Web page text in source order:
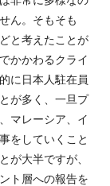
ん。そもそも
と考えたことが
かかわるクライ
に日本人駐在員
が多く、一旦プ
マレーシア、イ
をしていくこと
が大半ですが、
ト層への報告を